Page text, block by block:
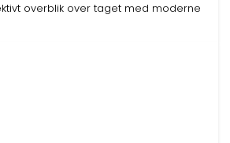
overblik over taget med moderne